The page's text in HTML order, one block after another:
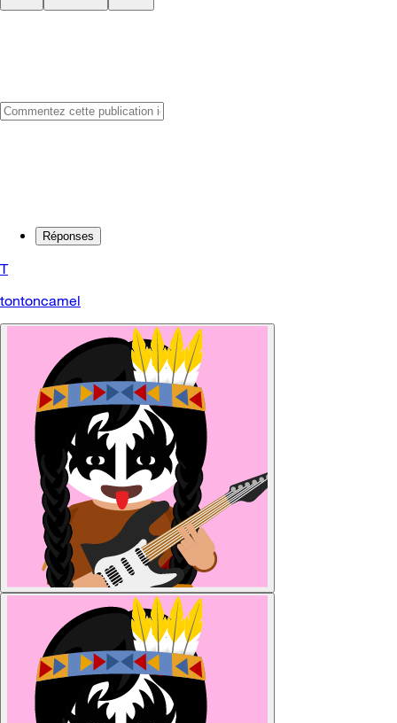
Réponses
T
tontoncamel